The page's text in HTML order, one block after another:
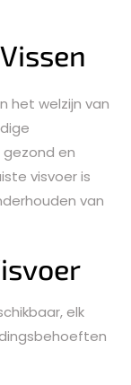
het welzijn van
en
visvoer is
van
elk